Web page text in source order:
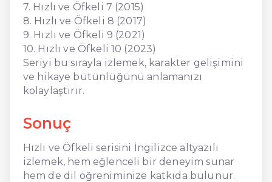
7. Hızlı ve Öfkeli 7 (2015)
8. Hızlı ve Öfkeli 8 (2017)
9. Hızlı ve Öfkeli 9 (2021)
10. Hızlı ve Öfkeli 10 (2023)
Seriyi bu sırayla izlemek, karakter gelişimini
ve hikaye bütünlüğünü anlamanızı
kolaylaştırır.
Sonuç
Hızlı ve Öfkeli serisini İngilizce altyazılı
izlemek, hem eğlenceli bir deneyim sunar
hem de dil öğreniminize katkıda bulunur.